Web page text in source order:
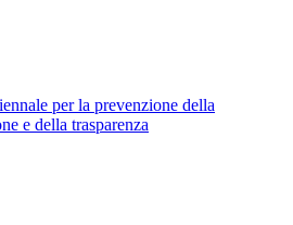
per la prevenzione della
e della trasparenza